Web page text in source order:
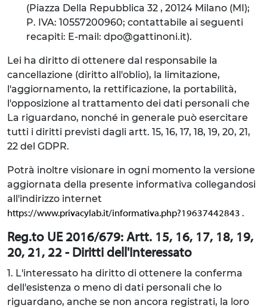
(Piazza Della Repubblica 32 , 20124 Milano (MI);
P. IVA: 10557200960; contattabile ai seguenti
recapiti: E-mail: dpo@gattinoni.it).
Lei ha diritto di ottenere dal responsabile la
cancellazione (diritto all'oblio), la limitazione,
l'aggiornamento, la rettificazione, la portabilità,
l'opposizione al trattamento dei dati personali che
La riguardano, nonché in generale può esercitare
tutti i diritti previsti dagli artt. 15, 16, 17, 18, 19, 20, 21,
22 del GDPR.
Potrà inoltre visionare in ogni momento la versione
aggiornata della presente informativa collegandosi
all'indirizzo internet
https://www.privacylab.it/informativa.php?19637442843 .
Reg.to UE 2016/679: Artt. 15, 16, 17, 18, 19,
20, 21, 22 - Diritti dell'Interessato
1. L'interessato ha diritto di ottenere la conferma
dell'esistenza o meno di dati personali che lo
riguardano, anche se non ancora registrati, la loro